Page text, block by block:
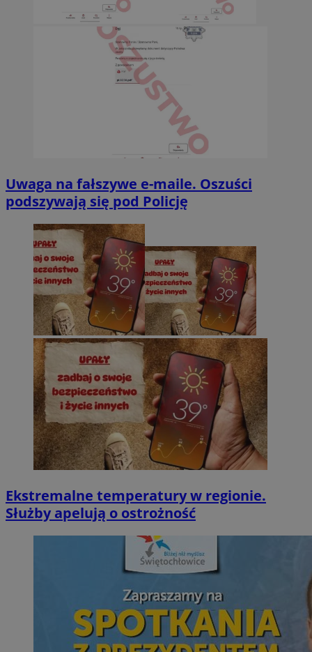
Uwaga na fałszywe e-maile. Oszuści
podszywają się pod Policję
Ekstremalne temperatury w regionie.
Służby apelują o ostrożność